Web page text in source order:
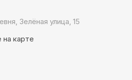
Зелёная улица, 15
на карте